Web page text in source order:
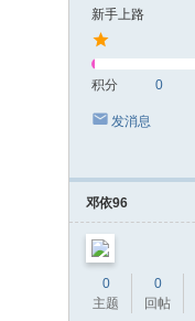
新手上路
积分 0
发消息
邓依96
0
主题
0
回帖